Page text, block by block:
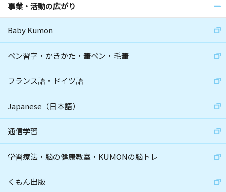
事業・活動の広がり
Baby Kumon
ペン習字・かきかた・筆ペン・毛筆
フランス語・ドイツ語
Japanese（日本語）
通信学習
学習療法・脳の健康教室・KUMONの脳トレ
くもん出版